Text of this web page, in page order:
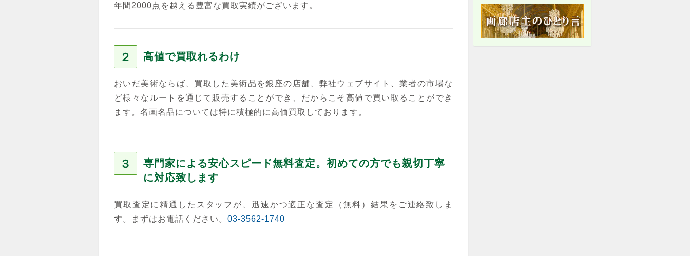
年間2000点を越える豊富な買取実績がございます。
２ 高値で買取れるわけ
おいだ美術ならば、買取した美術品を銀座の店舗、弊社ウェブサイト、業者の市場な
ど様々なルートを通じて販売することができ、だからこそ高値で買い取ることができ
ます。名画名品については特に積極的に高価買取しております。
３
専門家による安心スピード無料査定。初めての方でも親切丁寧
に対応致します
買取査定に精通したスタッフが、迅速かつ適正な査定（無料）結果をご連絡致しま
す。まずはお電話ください。 03-3562-1740